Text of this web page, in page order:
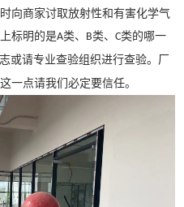
商家讨取放射性和有害化学气
标明的是A类、 B类、C类的哪一
或请专业查验组织进行查验。厂
一点请我们必定要信任。